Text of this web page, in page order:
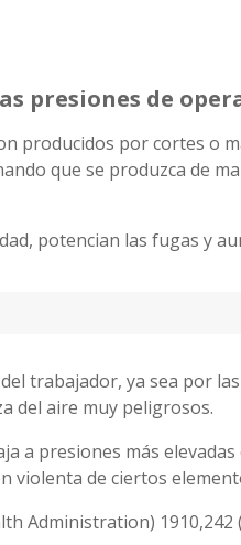
presiones de
producidos por cortes o
que se produzca de
potencian las fugas y
trabajador, ya sea por
del aire muy peligrosos.
a presiones más
violenta de ciertos
Administration)